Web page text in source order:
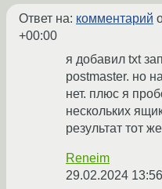
Ответ на: комментарий
+00:00
я добавил txt
postmaster. но
нет. плюс я
нескольких
результат тот же
Reneim
29.02.2024